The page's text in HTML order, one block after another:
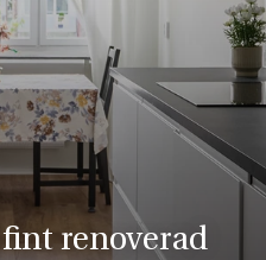
renoverad